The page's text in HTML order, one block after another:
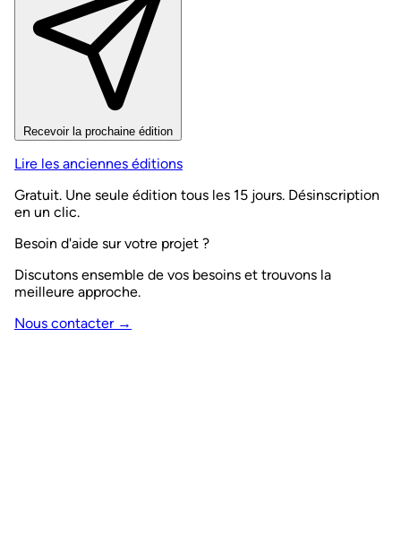
Recevoir la prochaine édition
Lire les anciennes éditions
Gratuit. Une seule édition tous les 15 jours. Désinscription
en un clic.
Besoin d'aide sur votre projet ?
Discutons ensemble de vos besoins et trouvons la
meilleure approche.
Nous contacter →